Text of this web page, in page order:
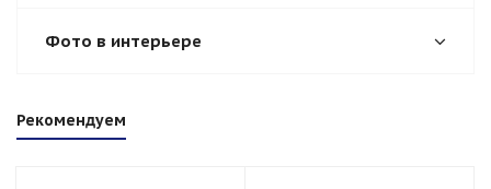
Фото в интерьере
Рекомендуем